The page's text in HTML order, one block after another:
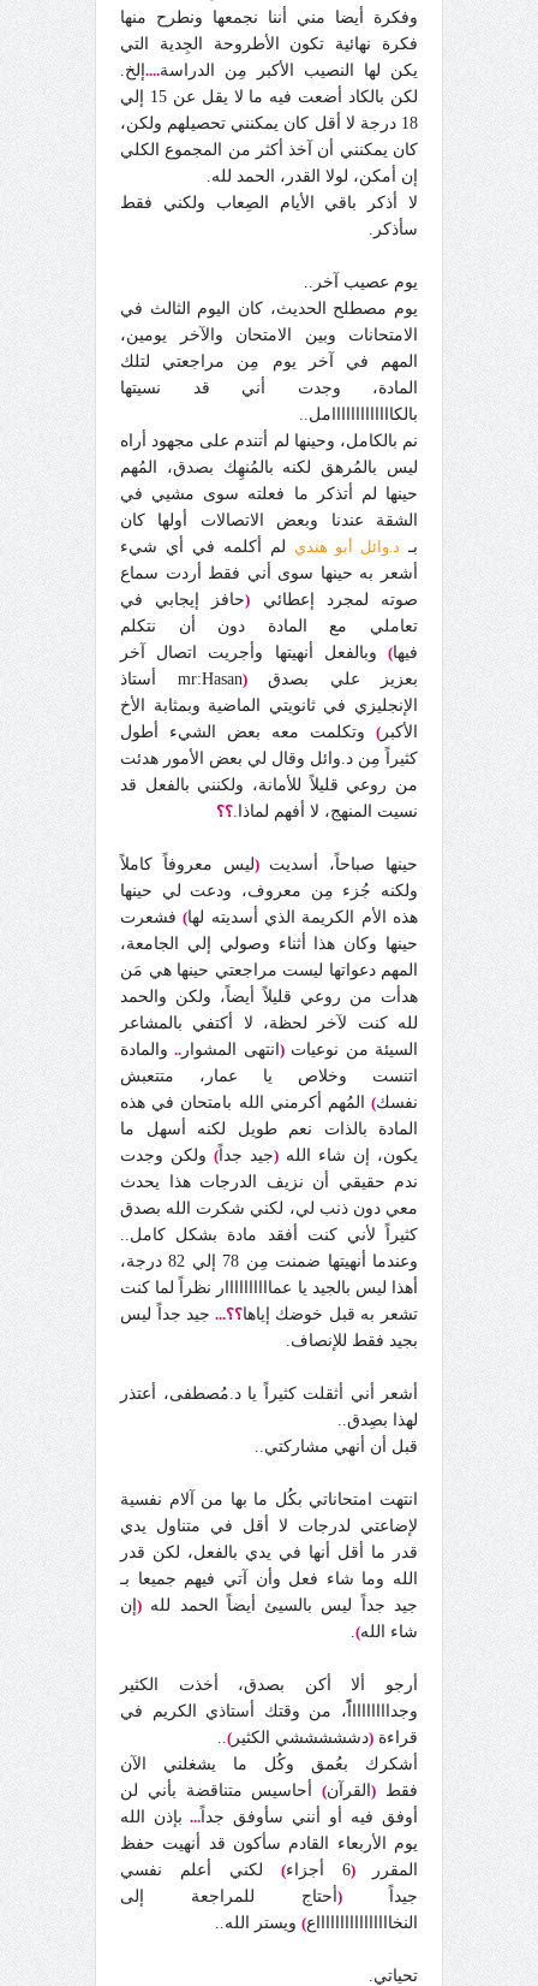
وفكرة أيضا مني أننا نجمعها ونطرح منها
فكرة نهائية تكون الأطروحة الجِدية التي
يكن لها النصيب الأكبر مِن الدراسة.... إلخ.
لكن بالكاد أضعت فيه ما لا يقل عن 15 إلي
18 درجة لا أقل كان يمكنني تحصيلهم ولكن،
كان يمكنني أن آخذ أكثر من المجموع الكلي
إن أمكن، لولا القدر، الحمد لله.
لا أذكر باقي الأيام الصِعاب ولكني فقط
سأذكر.
يوم عصيب آخر..
يوم مصطلح الحديث، كان اليوم الثالث في
الامتحانات وبين الامتحان والآخر يومين،
المهم في آخر يوم مِن مراجعتي لتلك
المادة، وجدت أني قد نسيتها
بالكااااااااااااامل..
نم بالكامل، وحينها لم أتندم على مجهود أراه
ليس بالمُرهق لكنه بالمُنهِك بصدق، المُهم
حينها لم أتذكر ما فعلته سوى مشيي في
الشقة عندنا وبعض الاتصالات أولها كان
بـ د.وائل أبو هندي لم أكلمه في أي شيء
أشعر به حينها سوى أني فقط أردت سماع
صوته لمجرد إعطائي (حافز إيجابي في
تعاملي مع المادة دون أن نتكلم
فيها) وبالفعل أنهيتها وأجريت اتصال آخر
بعزيز علي بصدق(
mr:Hasan أستاذ
الإنجليزي في ثانويتي الماضية وبمثابة الأخ
الأكبر ) وتكلمت معه بعض الشيء أطول
كثيراً مِن د.وائل وقال لي بعض الأمور هدئت
من روعي قليلاً للأمانة، ولكنني بالفعل قد
نسيت المنهج، لا أفهم لماذا. ؟؟
حينها صباحاً، أسديت(ليس معروفاً كاملاً
ولكنه جُزء مِن معروف، ودعت لي حينها
هذه الأم الكريمة الذي أسديته لها)فشعرت
حينها وكان هذا أثناء وصولي إلي الجامعة،
المهم دعواتها ليست مراجعتي حينها هي مَن
هدأت من روعي قليلاً أيضاً، ولكن والحمد
لله كنت لآخر لحظة، لا أكتفي بالمشاعر
السيئة من نوعيات( انتهى المشوار ..والمادة
اتنست وخلاص يا عمار، متتعبش
نفسك) المُهم أكرمني الله بامتحان في هذه
المادة بالذات نعم طويل لكنه أسهل ما
يكون، إن شاء الله (جيد جداً ) ولكن وجدت
ندم حقيقي أن نزيف الدرجات هذا يحدث
معي دون ذنب لي، لكني شكرت الله بصدق
كثيراً لأني كنت أفقد مادة بشكل كامل..
وعندما أنهيتها ضمنت مِن 78 إلي 82 درجة،
أهذا ليس بالجيد يا عماااااااااار نظراً لما كنت
تشعر به قبل خوضك إياها؟؟... جيد جداً ليس
بجيد فقط للإنصاف.
أشعر أني أثقلت كثيراً يا د.مُصطفى، أعتذر
لهذا بصِدق..
قبل أن أنهي مشاركتي..
انتهت امتحاناتي بكُل ما بها من آلام نفسية
لإضاعتي لدرجات لا أقل في متناول يدي
قدر ما أقل أنها في يدي بالفعل، لكن قدر
الله وما شاء فعل وأن آتي فيهم جميعا بـ
جيد جداً ليس بالسيئ أيضاً الحمد لله ( إن
شاء الله)
أرجو ألا أكن بصدق، أخذت الكثير
وجداااااااااًً، من وقتك أستاذي الكريم في
قراءة (دشششششي الكثير )
أشكرك بعُمق وكُل ما يشغلني الآن
فقط (القرآن)أحاسيس متناقضة بأني لن
أوفق فيه أو أنني سأوفق جداً ... بإذن الله
يوم الأربعاء القادم سأكون قد أنهيت حفظ
المقرر
(6 أجزاء ) لكني أعلم نفسي
جيداً ( أحتاج للمراجعة إلى
النخااااااااااااااااع) ويستر الله..
تحياتي.